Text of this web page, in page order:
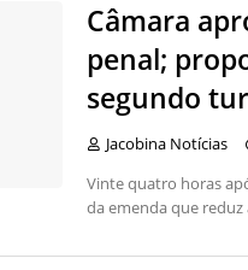
Câmara
penal;
segundo
Jacobina Notícias
Vinte quatro horas
da emenda que